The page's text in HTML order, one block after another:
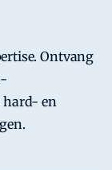
Ontvang
hard- en